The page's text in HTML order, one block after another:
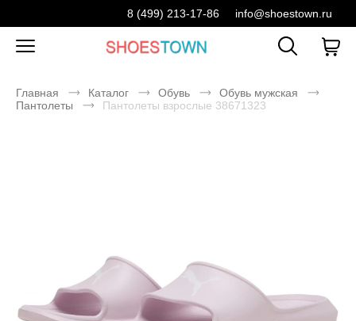
8 (499) 213-17-86 info@shoestown.ru
Главная Каталог Обувь
Обувь мужская
Пантолеты
Пантолеты взрослые 38671323